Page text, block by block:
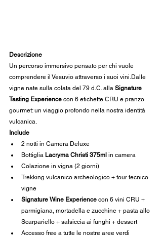
Descrizione
Un percorso immersivo pensato per chi vuole
comprendere il Vesuvio attraverso i suoi vini.Dalle
vigne nate sulla colata del 79 d.C. alla Signature
Tasting Experience con 6 etichette CRU e pranzo
gourmet: un viaggio profondo nella nostra identità
vulcanica.
Include
2 notti in Camera Deluxe
Bottiglia Lacryma Christi 375ml in camera
Colazione in vigna (2 giorni)
Trekking vulcanico archeologico + tour tecnico
vigne
Signature Wine Experience con 6 vini CRU +
parmigiana, mortadella e zucchine + pasta allo
Scarpariello + salsiccia ai funghi + dessert
Accesso free a tutte le nostre aree verdi